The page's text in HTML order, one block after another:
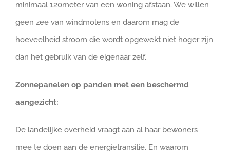
minimaal 120meter van een woning afstaan. We willen
geen zee van windmolens en daarom mag de
hoeveelheid stroom die wordt opgewekt niet hoger zijn
dan het gebruik van de eigenaar zelf.
Zonnepanelen op panden met een beschermd
aangezicht:
De landelijke overheid vraagt aan al haar bewoners
mee te doen aan de energietransitie. En waarom